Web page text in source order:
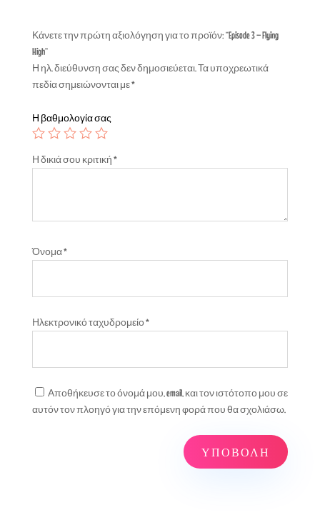
Κάνετε την πρώτη αξιολόγηση για το προϊόν: “Episode 3 – Flying
High”
Η ηλ. διεύθυνση σας δεν δημοσιεύεται.Τα υποχρεωτικά
πεδία σημειώνονται με*
Η βαθμολογία σας
Η δικιά σου κριτική*
Όνομα*
Ηλεκτρονικό ταχυδρομείο*
Αποθήκευσε το όνομά μου, email, και τον ιστότοπο μου σε
αυτόν τον πλοηγό για την επόμενη φορά που θα σχολιάσω.
ΥΠΟΒΟΛΉ